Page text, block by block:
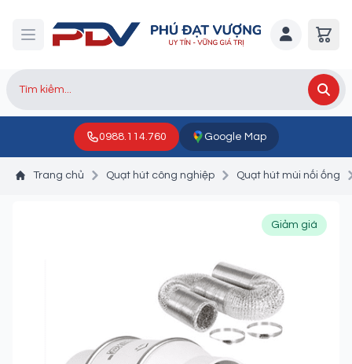
0988.114.760 Google Map
Trang chủ Quạt hút công nghiệp Quạt hút mùi nối ống
Giảm giá